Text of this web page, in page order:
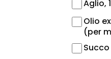
Aglio,
Olio
(per